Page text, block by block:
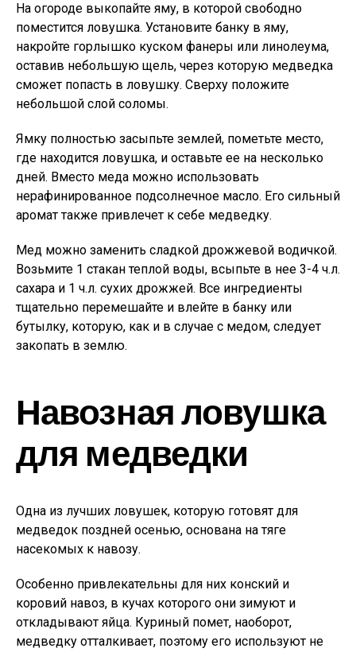
На огороде выкопайте яму, в которой свободно
поместится ловушка. Установите банку в яму,
накройте горлышко куском фанеры или линолеума,
оставив небольшую щель, через которую медведка
сможет попасть в ловушку. Сверху положите
небольшой слой соломы.
Ямку полностью засыпьте землей, пометьте место,
где находится ловушка, и оставьте ее на несколько
дней. Вместо меда можно использовать
нерафинированное подсолнечное масло. Его сильный
аромат также привлечет к себе медведку.
Мед можно заменить сладкой дрожжевой водичкой.
Возьмите 1 стакан теплой воды, всыпьте в нее 3-4 ч.л.
сахара и 1 ч.л. сухих дрожжей. Все ингредиенты
тщательно перемешайте и влейте в банку или
бутылку, которую, как и в случае с медом, следует
закопать в землю.
Навозная ловушка
для медведки
Одна из лучших ловушек, которую готовят для
медведок поздней осенью, основана на тяге
насекомых к навозу.
Особенно привлекательны для них конский и
коровий навоз, в кучах которого они зимуют и
откладывают яйца. Куриный помет, наоборот,
медведку отталкивает, поэтому его используют не